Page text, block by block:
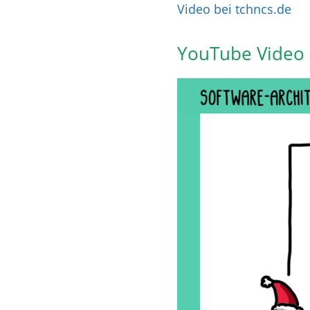
Video bei tchncs.de
YouTube Video